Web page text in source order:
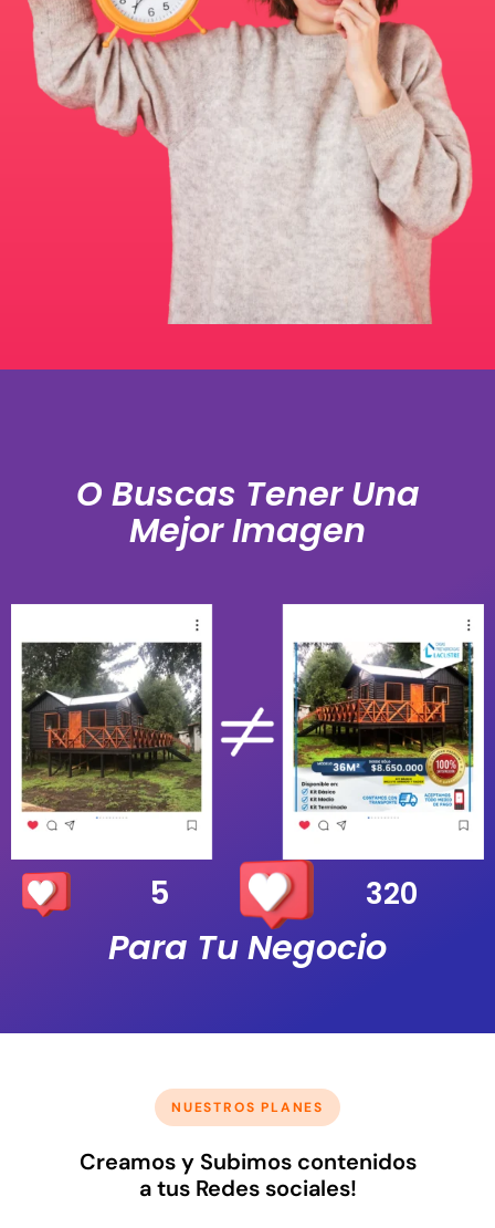
O Buscas Tener Una
Mejor Imagen
5 320
Para Tu Negocio
NUESTROS PLANES
Creamos y Subimos contenidos
a tus Redes sociales!